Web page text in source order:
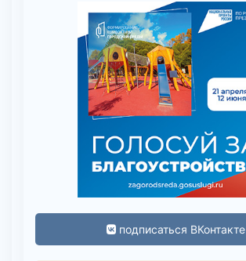
подписаться ВКонтакте